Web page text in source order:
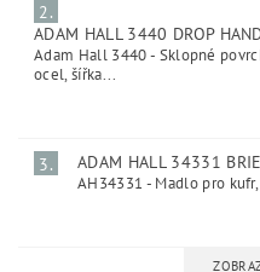
2.
ADAM HALL 3440 DROP
Adam Hall 3440 - Sklopné
ocel, šířka...
3. ADAM HALL 34331
AH34331 - Madlo pro